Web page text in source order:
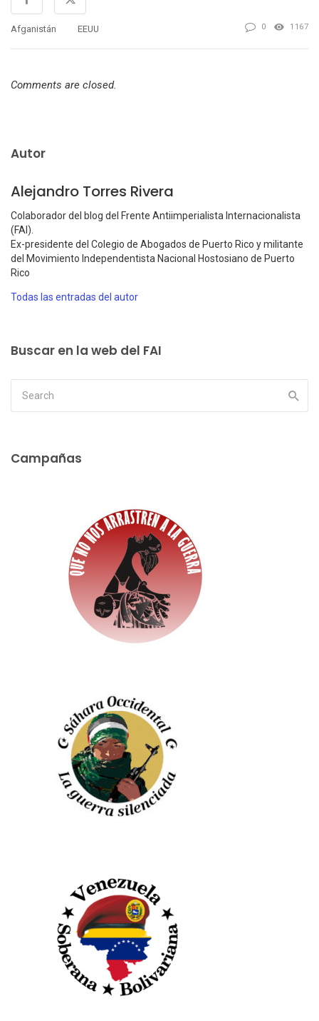
Afganistán EEUU 0 1167
Comments are closed.
Autor
Alejandro Torres Rivera
Colaborador del blog del Frente Antiimperialista Internacionalista
(FAI).
Ex-presidente del Colegio de Abogados de Puerto Rico y militante
del Movimiento Independentista Nacional Hostosiano de Puerto
Rico
Todas las entradas del autor
Buscar en la web del FAI
Campañas